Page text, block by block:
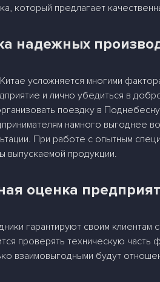
который предлагает
надежных
усложняется многими
и лично убедиться в
поездку в
намного выгоднее
При работе с опытным
выпускаемой продукции.
оценка
гарантируют своим клиентам
проверять техническую
взаимовыгодными будут